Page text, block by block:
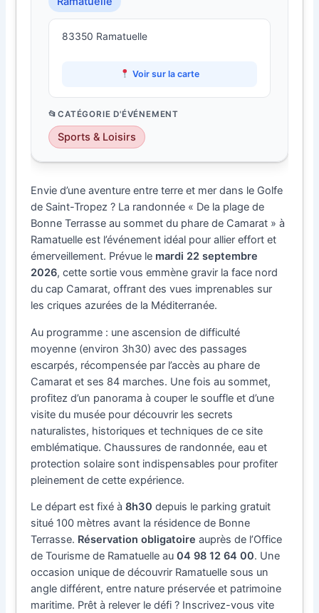
83350 Ramatuelle
Voir sur la carte
CATÉGORIE D'ÉVÉNEMENT
Sports & Loisirs
Envie d’une aventure entre terre et mer dans le Golfe
de Saint-Tropez ? La randonnée « De la plage de
Bonne Terrasse au sommet du phare de Camarat » à
Ramatuelle est l’événement idéal pour allier effort et
émerveillement. Prévue le mardi 22 septembre
2026, cette sortie vous emmène gravir la face nord
du cap Camarat, offrant des vues imprenables sur
les criques azurées de la Méditerranée.
Au programme : une ascension de difficulté
moyenne (environ 3h30) avec des passages
escarpés, récompensée par l’accès au phare de
Camarat et ses 84 marches. Une fois au sommet,
profitez d’un panorama à couper le souffle et d’une
visite du musée pour découvrir les secrets
naturalistes, historiques et techniques de ce site
emblématique. Chaussures de randonnée, eau et
protection solaire sont indispensables pour profiter
pleinement de cette expérience.
Le départ est fixé à8h30 depuis le parking gratuit
situé 100 mètres avant la résidence de Bonne
Terrasse. Réservation obligatoire auprès de l’Office
de Tourisme de Ramatuelle au04 98 12 64 00. Une
occasion unique de découvrir Ramatuelle sous un
angle différent, entre nature préservée et patrimoine
maritime. Prêt à relever le défi ? Inscrivez-vous vite